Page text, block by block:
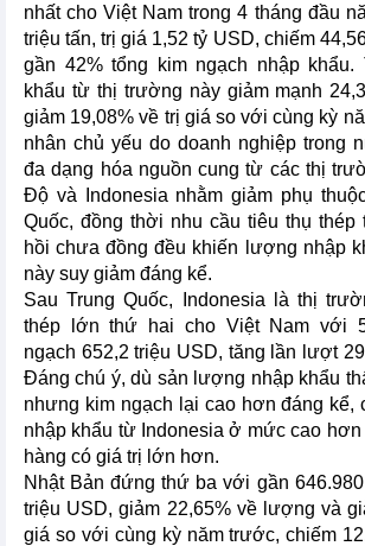
nhất cho Việt Nam trong 4 tháng đầu
triệu tấn, trị giá 1,52 tỷ USD, chiếm
gần 42% tổng kim ngạch nhập khẩu.
khẩu từ thị trường này giảm mạnh
giảm 19,08% về trị giá so với cùng kỳ
nhân chủ yếu do doanh nghiệp trong
đa dạng hóa nguồn cung từ các thị
Độ và Indonesia nhằm giảm phụ
Quốc, đồng thời nhu cầu tiêu thụ thép
hồi chưa đồng đều khiến lượng nhập
này suy giảm đáng kể.
Sau Trung Quốc, Indonesia là thị
thép lớn thứ hai cho Việt Nam với
ngạch 652,2 triệu USD, tăng lần lượt
Đáng chú ý, dù sản lượng nhập khẩu
nhưng kim ngạch lại cao hơn đáng kể,
nhập khẩu từ Indonesia ở mức cao
hàng có giá trị lớn hơn.
Nhật Bản đứng thứ ba với gần
triệu USD, giảm 22,65% về lượng và
giá so với cùng kỳ năm trước, chiếm